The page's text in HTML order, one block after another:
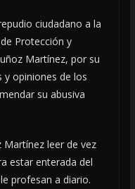
ciudadano a la
Protección y
Martínez, por su
y opiniones de los
su abusiva
leer de vez
estar enterada del
profesan a diario.